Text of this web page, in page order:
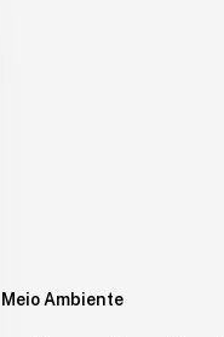
Meio Ambiente